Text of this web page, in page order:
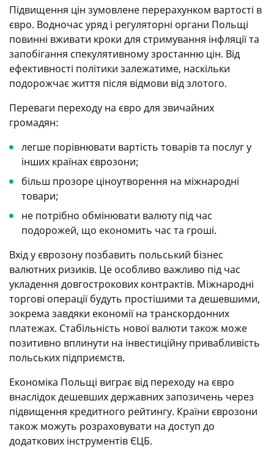
Підвищення цін зумовлене перерахунком вартості в
євро. Водночас уряд і регуляторні органи Польщі
повинні вживати кроки для стримування інфляції та
запобігання спекулятивному зростанню цін. Від
ефективності політики залежатиме, наскільки
подорожчає життя після відмови від злотого.
Переваги переходу на євро для звичайних
громадян:
легше порівнювати вартість товарів та послуг у
інших країнах єврозони;
більш прозоре ціноутворення на міжнародні
товари;
не потрібно обмінювати валюту під час
подорожей, що економить час та гроші.
Вхід у єврозону позбавить польський бізнес
валютних ризиків. Це особливо важливо під час
укладення довгострокових контрактів. Міжнародні
торгові операції будуть простішими та дешевшими,
зокрема завдяки економії на транскордонних
платежах. Стабільність нової валюти також може
позитивно вплинути на інвестиційну привабливість
польських підприємств.
Економіка Польщі виграє від переходу на євро
внаслідок дешевших державних запозичень через
підвищення кредитного рейтингу. Країни єврозони
також можуть розраховувати на доступ до
додаткових інструментів ЄЦБ.